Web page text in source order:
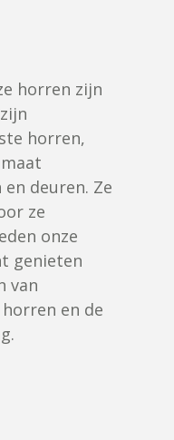
horren zijn
horren,
deuren. Ze
ze
onze
genieten
van
en de